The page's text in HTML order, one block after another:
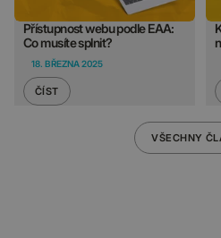
Přístupnost webu podle EAA:
Co musíte splnit?
18. BŘEZNA 2025
ČÍST
VŠECHNY